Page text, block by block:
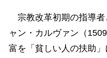
宗教改革初期の指導者
ャン・カルヴァン（
富を「貧しい人の扶助